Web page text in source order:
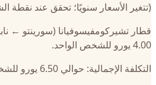
(تتغير الأسعار سنويًا؛ تحقق عند نقطة
قطار تشيركومفيسوفيانا (سورينتو ←
4.00 يورو للشخص الواحد.
التكلفة الإجمالية: حوالي 6.50 يورو للشخص الواحد، اتجاه واحد.